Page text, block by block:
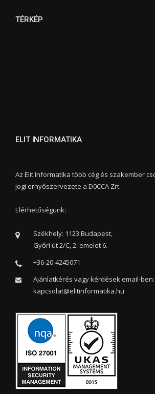
TÉRKÉP
ELIT INFORMATIKA
Az Elit Informatika több cég és szakember
jogi ernyőszervezete a D0CCA Zrt.
Elérhetőségünk:
Székhely: 1123 Budapest,
Győri út 2/C, 2. emelet 6.
+36-20-4245071
Ajánlatkérés vagy kérdések email-ben:
kapcsolat@elitinformatika.hu